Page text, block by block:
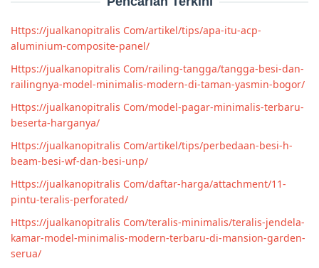
Https://jualkanopitralis Com/artikel/tips/apa-itu-acp-
aluminium-composite-panel/
Https://jualkanopitralis Com/railing-tangga/tangga-besi-dan-
railingnya-model-minimalis-modern-di-taman-yasmin-bogor/
Https://jualkanopitralis Com/model-pagar-minimalis-terbaru-
beserta-harganya/
Https://jualkanopitralis Com/artikel/tips/perbedaan-besi-h-
beam-besi-wf-dan-besi-unp/
Https://jualkanopitralis Com/daftar-harga/attachment/11-
pintu-teralis-perforated/
Https://jualkanopitralis Com/teralis-minimalis/teralis-jendela-
kamar-model-minimalis-modern-terbaru-di-mansion-garden-
serua/